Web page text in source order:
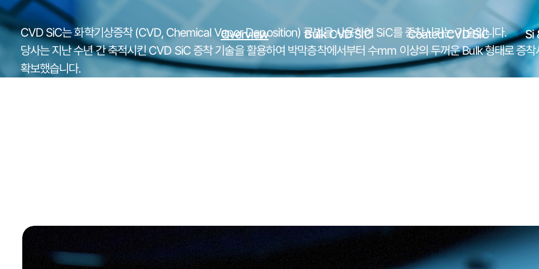
CVD SiC는 화학기상증착 (CVD, Chemical Vapor Deposition) 공법을 사용하여 SiC를 증착시키는 기술입니다.
당사는 지난 수년 간 축적시킨 CVD SiC 증착 기술을 활용하여 박막층착에서부터 수mm 이상의 두꺼운 Bulk 형태로 증
확보했습니다.
Overview Bulk CVD SiC Coated CVD SiC Si